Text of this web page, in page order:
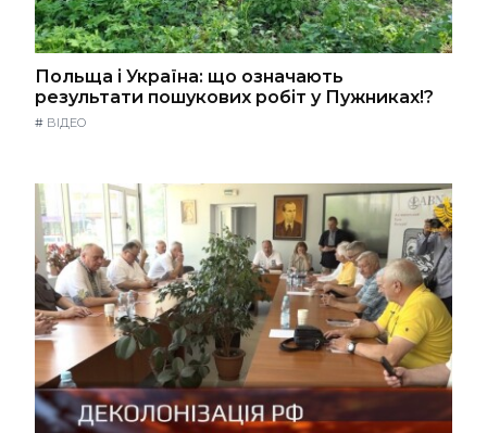
Польща і Україна: що означають
результати пошукових робіт у Пужниках!?
# ВІДЕО